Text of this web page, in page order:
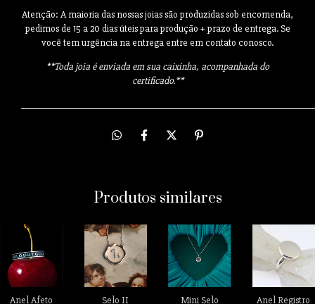
Atenção: A maioria das nossas joias são produzidas sob encomenda,
pedimos de 15 a 20 dias úteis para produção + prazo de entrega. Se
você tem urgência na entrega entre em contato conosco.
**Toda joia é enviada em sua caixinha, acompanhada do
certificado.**
Produtos similares
Anel Afeto
Selo II
Mini Selo
Anel Registro